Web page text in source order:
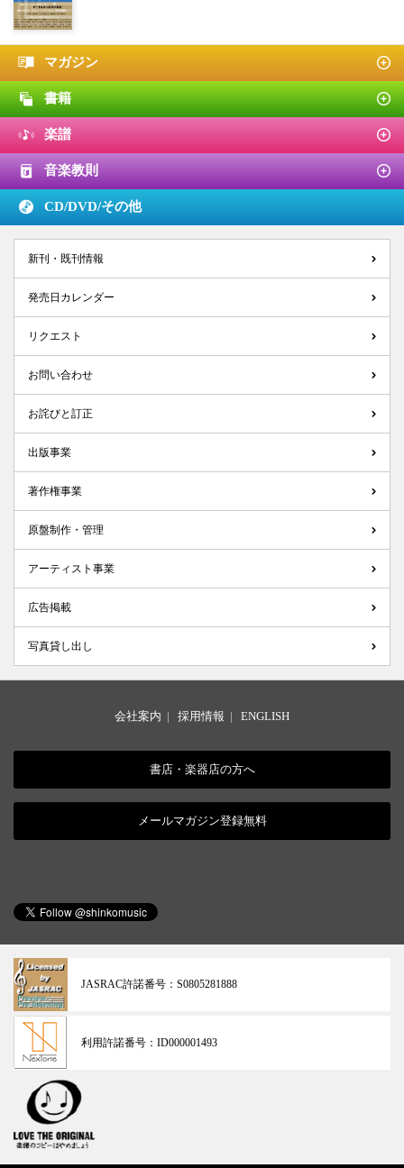
マガジン
書籍
楽譜
音楽教則
CD/DVD/その他
新刊・既刊情報
発売日カレンダー
リクエスト
お問い合わせ
お詫びと訂正
出版事業
著作権事業
原盤制作・管理
アーティスト事業
広告掲載
写真貸し出し
会社案内 | 採用情報 | ENGLISH
書店・楽器店の方へ
メールマガジン登録無料
JASRAC許諾番号： S0805281888
利用許諾番号： ID000001493